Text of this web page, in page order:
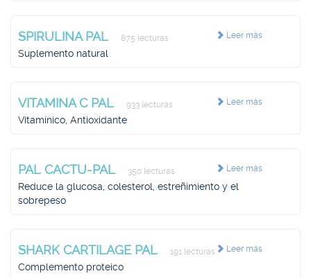
Leer más
SPIRULINA PAL 875 lecturas
Suplemento natural
Leer más
VITAMINA C PAL 933 lecturas
Vitamínico, Antioxidante
Leer más
PAL CACTU-PAL 350 lecturas
Reduce la glucosa, colesterol, estreñimiento y el
sobrepeso
Leer más
SHARK CARTILAGE PAL 191 lecturas
Complemento proteico